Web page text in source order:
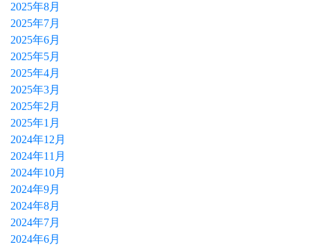
2025年8月
2025年7月
2025年6月
2025年5月
2025年4月
2025年3月
2025年2月
2025年1月
2024年12月
2024年11月
2024年10月
2024年9月
2024年8月
2024年7月
2024年6月